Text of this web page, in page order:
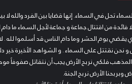
تحل في السماء. إنها قضايا بين الفرد والله لا
فائدة من اقتتال جماعة و جماعة لأجل السماء ما دام
يقضي يوم الحشر وما دام الناس قد أسلموا لله .
و نحن نقتتل على السماء . و الشواهد الأخيرة خير
فلكي نربح الأرض يجب أن نتقاتل صفوفاً
وبربحنا الأرض نربح الجنة.